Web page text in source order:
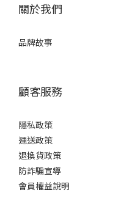
關於我們
品牌故事
顧客服務
隱私政策
運送政策
退換貨政策
防詐騙宣導
會員權益說明